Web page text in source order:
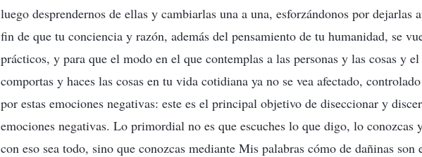
luego desprendernos de ellas y cambiarlas una a una, esforzándonos por dejarlas
fin de que tu conciencia y razón, además del pensamiento de tu humanidad, se
prácticos, y para que el modo en el que contemplas a las personas y las cosas y
comportas y haces las cosas en tu vida cotidiana ya no se vea afectado,
por estas emociones negativas: este es el principal objetivo de diseccionar y
emociones negativas. Lo primordial no es que escuches lo que digo, lo conozcas
con eso sea todo, sino que conozcas mediante Mis palabras cómo de dañinas son